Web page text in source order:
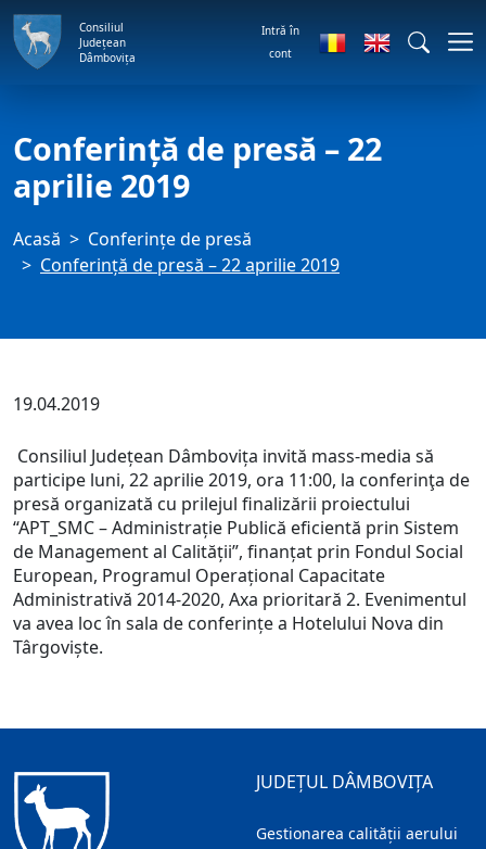
Consiliul
Județean
Dâmbovița
Intră în
cont
Conferință de presă – 22
aprilie 2019
Acasă
Conferințe de presă
Conferință de presă – 22 aprilie 2019
19.04.2019
Consiliul Județean Dâmbovița invită mass-media să
participe luni, 22 aprilie 2019, ora 11:00, la conferinţa de
presă organizată cu prilejul finalizării proiectului
“APT_SMC – Administrație Publică eficientă prin Sistem
de Management al Calității”, finanțat prin Fondul Social
European, Programul Operațional Capacitate
Administrativă 2014-2020, Axa prioritară 2. Evenimentul
va avea loc în sala de conferințe a Hotelului Nova din
Târgoviște.
JUDEȚUL DÂMBOVIȚA
Gestionarea calității aerului